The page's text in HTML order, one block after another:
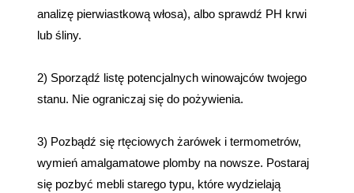
analizę pierwiastkową włosa), albo sprawdź PH krwi
lub śliny.
2) Sporządź listę potencjalnych winowajców twojego
stanu. Nie ograniczaj się do pożywienia.
3) Pozbądź się rtęciowych żarówek i termometrów,
wymień amalgamatowe plomby na nowsze. Postaraj
się pozbyć mebli starego typu, które wydzielają